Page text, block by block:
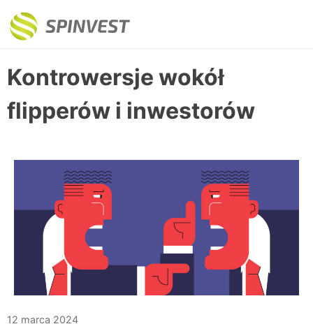
Kontrowersje wokół
flipperów i inwestorów
12 marca 2024